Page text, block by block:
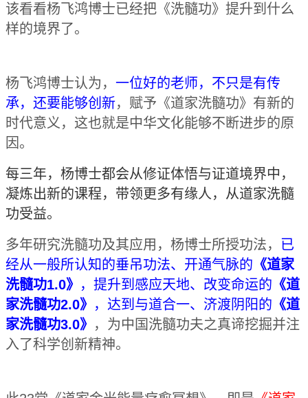
该看看杨飞鸿博士已经把《洗髓功》提升到什么
样的境界了。
杨飞鸿博士认为， 一位好的老师，不只是有传
承，还要能够创新，赋予《道家洗髓功》有新的
时代意义，这也就是中华文化能够不断进步的原
因。
每三年，杨博士都会从修证体悟与证道境界中，
凝炼出新的课程，带领更多有缘人， 从道家洗髓
功受益。
多年研究洗髓功及其应用，杨博士所授功法，
已
经从一般所认知的垂吊功法、开通气脉的 《道家
洗髓功1.0》 ，提升到感应天地、改变命运的 《道
家洗髓功2.0》 ，达到与道合一、济渡阴阳的 《道
家洗髓功3.0》 ，为中国洗髓功夫之真谛挖掘并注
入了科学创新精神。